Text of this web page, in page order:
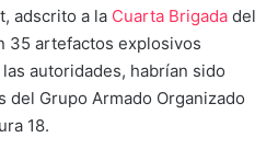
adscrito a la Cuarta Brigada del
35 artefactos explosivos
autoridades, habrían sido
del Grupo Armado Organizado
18.